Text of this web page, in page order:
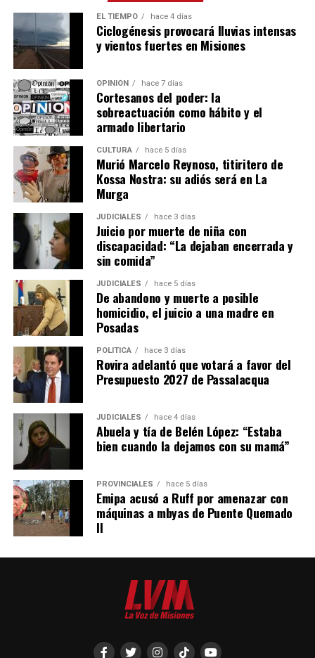
EL TIEMPO hace 4 días
Ciclogénesis provocará lluvias intensas
y vientos fuertes en Misiones
OPINIÓN hace 7 días
Cortesanos del poder: la
sobreactuación como hábito y el
armado libertario
CULTURA hace 5 días
Murió Marcelo Reynoso, titiritero de
Kossa Nostra: su adiós será en La
Murga
JUDICIALES hace 3 días
Juicio por muerte de niña con
discapacidad: “La dejaban encerrada y
sin comida”
JUDICIALES hace 5 días
De abandono y muerte a posible
homicidio, el juicio a una madre en
Posadas
POLÍTICA hace 3 días
Rovira adelantó que votará a favor del
Presupuesto 2027 de Passalacqua
JUDICIALES hace 4 días
Abuela y tía de Belén López: “Estaba
bien cuando la dejamos con su mamá”
PROVINCIALES hace 5 días
Emipa acusó a Ruff por amenazar con
máquinas a mbyas de Puente Quemado
II